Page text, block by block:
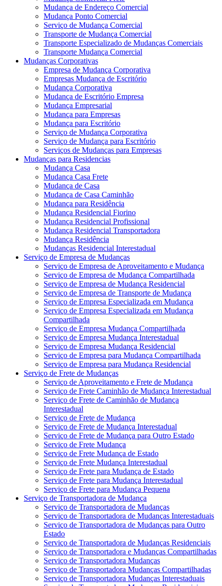
Mudança de Endereço Comercial
Mudança Ponto Comercial
Serviço de Mudança Comercial
Transporte de Mudança Comercial
Transporte Especializado de Mudanças Comerciais
Transporte Mudança Comercial
Mudanças Corporativas
Empresa de Mudança Corporativa
Empresas Mudança de Escritório
Mudança Corporativa
Mudança de Escritório Empresa
Mudança Empresarial
Mudança para Empresas
Mudança para Escritório
Serviço de Mudança Corporativa
Serviço de Mudança para Escritório
Serviços de Mudanças para Empresas
Mudanças para Residencias
Mudança Casa
Mudança Casa Frete
Mudança de Casa
Mudança de Casa Caminhão
Mudança para Residência
Mudança Residencial Fiorino
Mudança Residencial Profissional
Mudança Residencial Transportadora
Mudança Residência
Mudanças Residencial Interestadual
Serviço de Empresa de Mudanças
Serviço de Empresa de Aproveitamento e Mudança
Serviço de Empresa de Mudança Compartilhada
Serviço de Empresa de Mudança Residencial
Serviço de Empresa de Transporte de Mudança
Serviço de Empresa Especializada em Mudança
Serviço de Empresa Especializada em Mudança
Compartilhada
Serviço de Empresa Mudança Compartilhada
Serviço de Empresa Mudança Interestadual
Serviço de Empresa Mudança Residencial
Serviço de Empresa para Mudança Compartilhada
Serviço de Empresa para Mudança Residencial
Serviço de Frete de Mudanças
Serviço de Aproveitamento e Frete de Mudança
Serviço de Frete Caminhão de Mudança Interestadual
Serviço de Frete de Caminhão de Mudança
Interestadual
Serviço de Frete de Mudança
Serviço de Frete de Mudança Interestadual
Serviço de Frete de Mudança para Outro Estado
Serviço de Frete Mudança
Serviço de Frete Mudança de Estado
Serviço de Frete Mudança Interestadual
Serviço de Frete para Mudança de Estado
Serviço de Frete para Mudança Interestadual
Serviço de Frete para Mudança Pequena
Serviço de Transportadora de Mudança
Serviço de Transportadora de Mudanças
Serviço de Transportadora de Mudanças Interestaduais
Serviço de Transportadora de Mudanças para Outro
Estado
Serviço de Transportadora de Mudanças Residenciais
Serviço de Transportadora e Mudanças Compartilhadas
Serviço de Transportadora Mudanças
Serviço de Transportadora Mudanças Compartilhadas
Serviço de Transportadora Mudanças Interestaduais